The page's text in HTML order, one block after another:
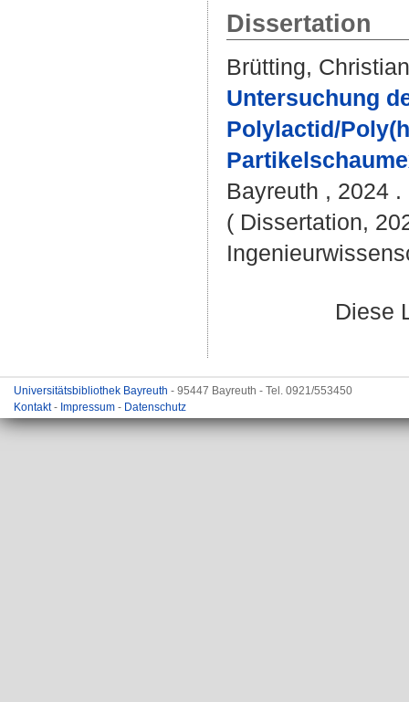
Dissertation
Brütting, Christian
Untersuchung
Polylactid/
Bayreuth , 2024
( Dissertation,
Diese
Universitätsbibliothek Bayreuth - 95447 Bayreuth - Tel. 0921/553450
Kontakt- Impressum - Datenschutz